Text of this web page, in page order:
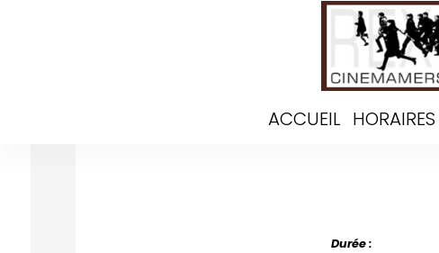
ACCUEIL HORAIRES
Durée :